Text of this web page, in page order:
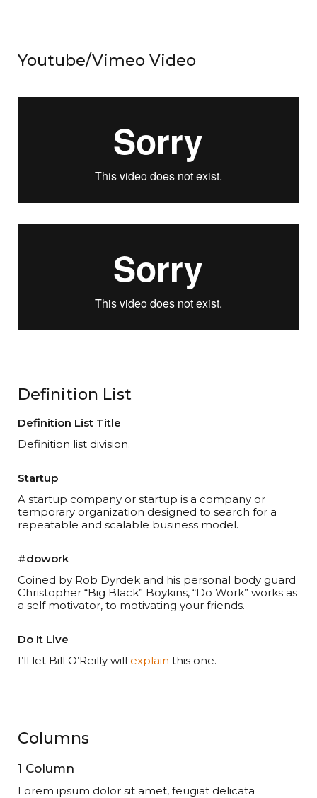
Youtube/Vimeo Video
Definition List
Definition List Title
Definition list division.
Startup
A startup company or startup is a company or
temporary organization designed to search for a
repeatable and scalable business model.
#dowork
Coined by Rob Dyrdek and his personal body guard
Christopher “Big Black” Boykins, “Do Work” works as
a self motivator, to motivating your friends.
Do It Live
I’ll let Bill O’Reilly will explain this one.
Columns
1 Column
Lorem ipsum dolor sit amet, feugiat delicata